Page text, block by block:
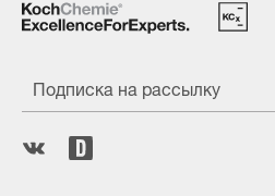
Подписка на рассылку